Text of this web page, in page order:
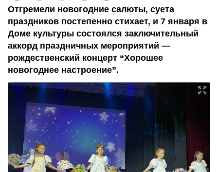
Отгремели новогодние салюты, суета
праздников постепенно стихает, и 7 января в
Доме культуры состоялся заключительный
аккорд праздничных мероприятий —
рождественский концерт “Хорошее
новогоднее настроение”.